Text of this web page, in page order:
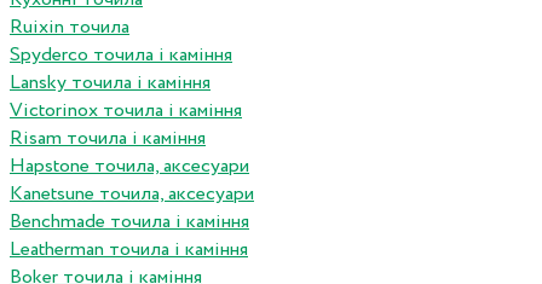
Ruixin точила
Spyderco точила і каміння
Lansky точила і каміння
Victorinox точила і каміння
Risam точила і каміння
Hapstone точила, аксесуари
Kanetsune точила, аксесуари
Benchmade точила і каміння
Leatherman точила і каміння
Boker точила і каміння